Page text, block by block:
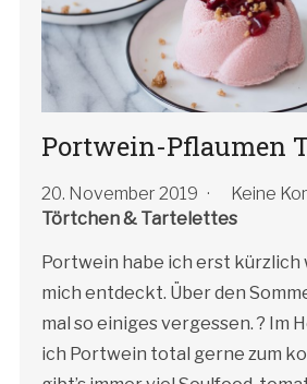
Portwein-Pflaumen
20. November 2019
Keine
Törtchen & Tartelettes
Portwein habe ich erst kürzlich
mich entdeckt. Über den
mal so einiges vergessen. ? Im
ich Portwein total gerne zum